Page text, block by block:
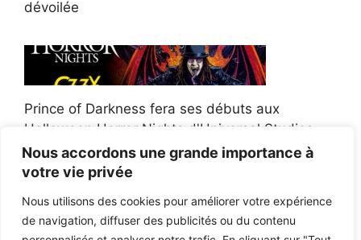
Nous accordons une grande importance à
votre vie privée
Nous utilisons des cookies pour améliorer votre expérience
de navigation, diffuser des publicités ou du contenu
dévoilée
Prince of Darkness fera ses débuts aux
Halloween Horror Nights d'Universal Studios
Afroman poursuit un policier de l'Ohio après la